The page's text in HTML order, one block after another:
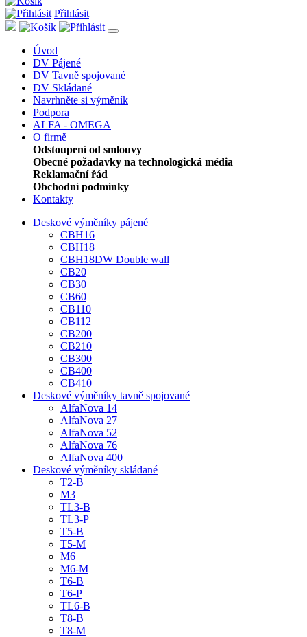
Přihlásit
Úvod
DV Pájené
DV Tavně spojované
DV Skládané
Navrhněte si výměník
Podpora
ALFA - OMEGA
O firmě
Odstoupení od smlouvy
Obecné požadavky na technologická média
Reklamační řád
Obchodní podmínky
Kontakty
Deskové výměníky pájené
CBH16
CBH18
CBH18DW Double wall
CB20
CB30
CB60
CB110
CB112
CB200
CB210
CB300
CB400
CB410
Deskové výměníky tavně spojované
AlfaNova 14
AlfaNova 27
AlfaNova 52
AlfaNova 76
AlfaNova 400
Deskové výměníky skládané
T2-B
M3
TL3-B
TL3-P
T5-B
T5-M
M6
M6-M
T6-B
T6-P
TL6-B
T8-B
T8-M